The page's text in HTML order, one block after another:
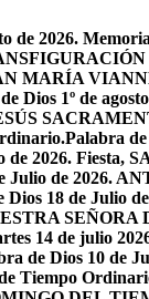
de 2026.
MARÍA
Dios 1º de
Palabra
de 2026. Fiesta,
Julio de 2026.
Dios 18 de Julio
14 de julio
de Dios 10 de
Tiempo